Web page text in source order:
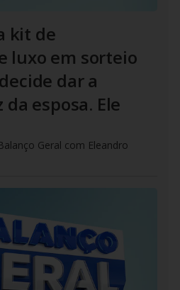
kit de
luxo em sorteio
dar a
esposa. Ele
Geral com Eleandro